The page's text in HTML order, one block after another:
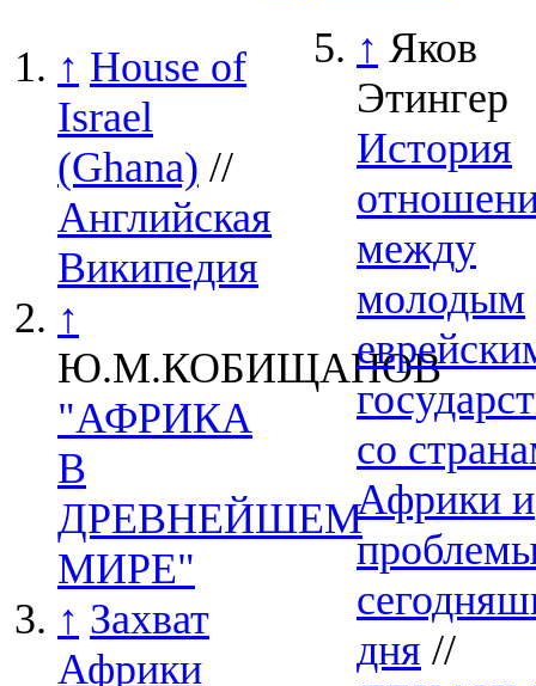
↑ House of
Israel
(Ghana) //
Английская
Википедия
↑
Ю.М.КОБИЩАНОВ
"АФРИКА
В
ДРЕВНЕЙШЕМ
МИРЕ"
↑ Захват
Африки
↑ Яков
Этингер
История
между
молодым
со
Африки и
дня //